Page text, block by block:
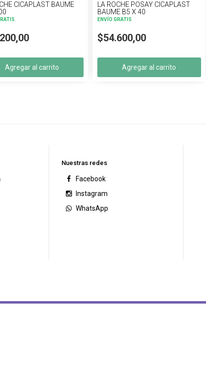
CICAPLAST BAUME
Agregar al carrito
LA ROCHE POSAY CICAPLAST
BAUME B5 X 40
ENVÍO GRATIS
$54.600,00
Agregar al carrito
Nuestras redes
Facebook
Instagram
WhatsApp